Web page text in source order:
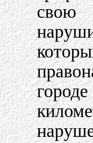
свою